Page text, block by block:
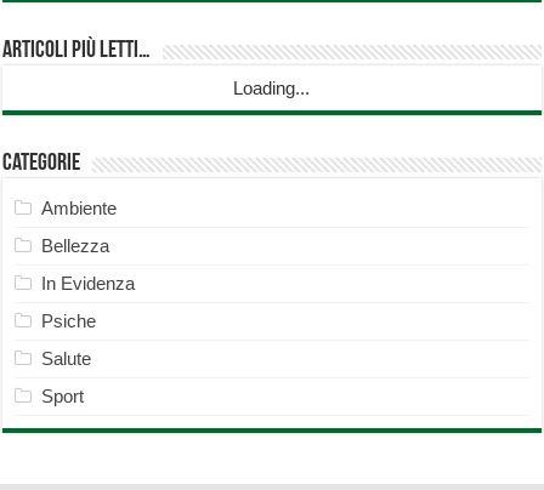
Articoli più Letti…
Loading...
Categorie
Ambiente
Bellezza
In Evidenza
Psiche
Salute
Sport